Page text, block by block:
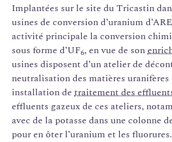
Implantées sur le site du Tricastin
usines de conversion d’uranium
activité principale la conversion
sous forme d’UF6, en vue de son
usines disposent d’un atelier de
neutralisation des matières uranifères
installation de traitement des
effluents gazeux de ces ateliers,
avec de la potasse dans une colonne
pour en ôter l’uranium et les fluorures.